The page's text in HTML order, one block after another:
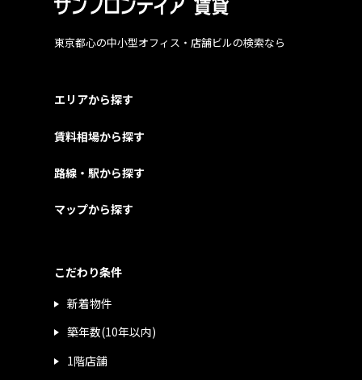
東京都心の中小型オフィス・店舗ビルの検索なら
エリアから探す
賃料相場から探す
路線・駅から探す
マップから探す
こだわり条件
新着物件
築年数(10年以内)
1階店舗